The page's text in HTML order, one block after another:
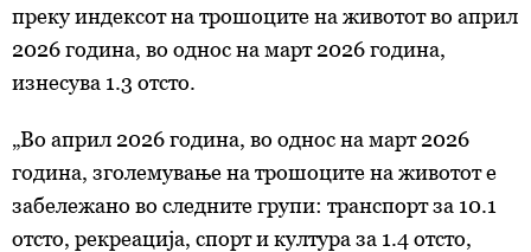
преку индексот на трошоците на животот во април
2026 година, во однос на март 2026 година,
изнесува 1.3 отсто.
„Во април 2026 година, во однос на март 2026
година, зголемување на трошоците на животот е
забележано во следните групи: транспорт за 10.1
отсто, рекреација, спорт и култура за 1.4 отсто,